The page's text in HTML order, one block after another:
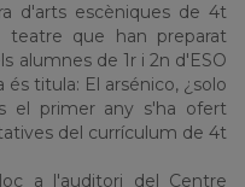
d'arts escèniques de 4t
teatre que han preparat
alumnes de 1r i 2n d'ESO
és titula: El arsénico, ¿solo
el primer any s'ha ofert
del currículum de 4t
a l'auditori del Centre